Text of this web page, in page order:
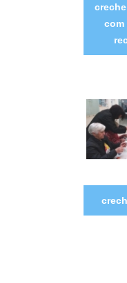
com